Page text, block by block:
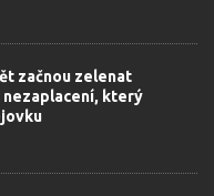
začnou zelenat
který